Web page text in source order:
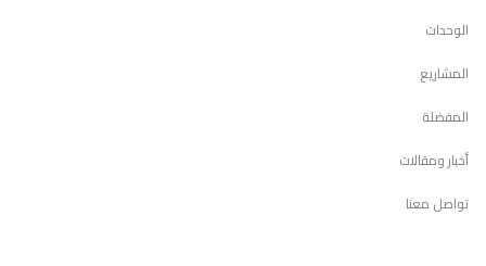
الوحدات
المشاريع
المفضلة
أخبار ومقالات
تواصل معنا